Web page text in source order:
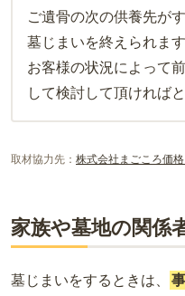
ご遺骨の次の供養先が
墓じまいを終えられます
お客様の状況によって
して検討して頂ければ
取材協力先： 株式会社まごころ価
家族や墓地の関係
墓じまいをするときは、